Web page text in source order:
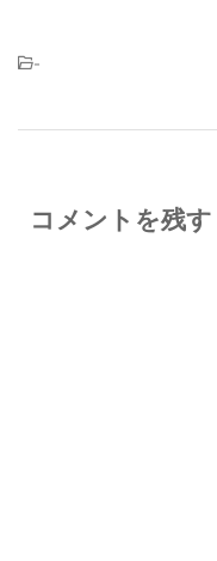
-
コメントを残す